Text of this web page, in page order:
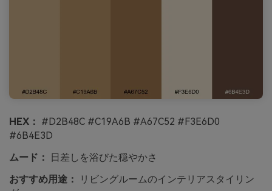
HEX： #D2B48C #C19A6B #A67C52 #F3E6D0
#6B4E3D
ムード：
日差しを浴びた穏やかさ
おすすめ用途：
リビングルームのインテリアスタイリン